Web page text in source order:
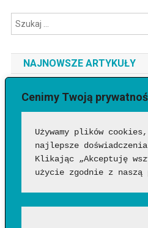
Cenimy Twoją
Używamy plików
najlepsze
Klikając „Akceptuję
użycie zgodnie z
NAJNOWSZE ARTYKUŁY
Jaki telefon do 3500 zł
[2026]
Jak sprawdzić, czy wideo
Google Flow Music – co to
Funkcje, możliwości i pierwsze
Jakich zawodów nie zastąpi
nadal będzie niezastąpiony?